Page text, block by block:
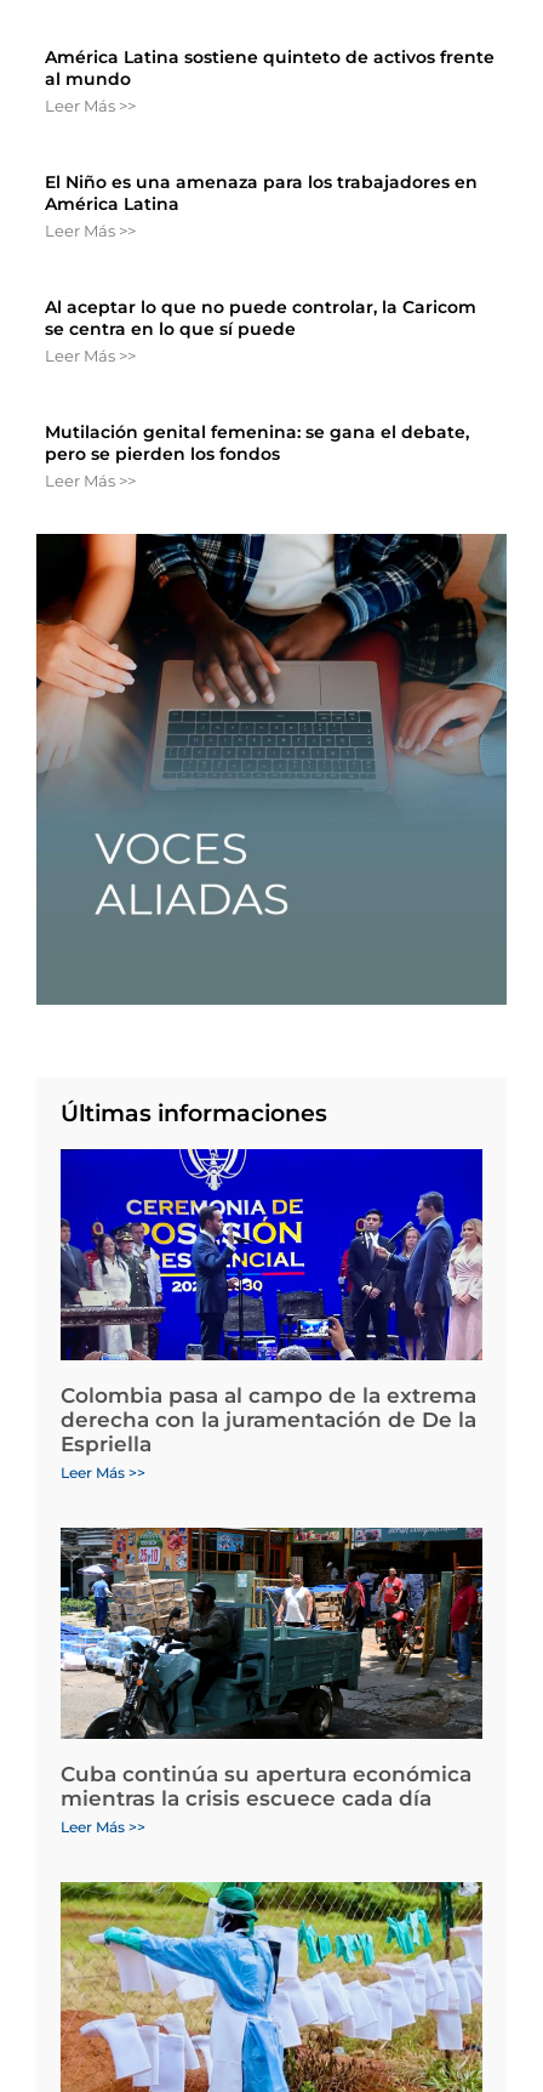
América Latina sostiene quinteto de activos frente
al mundo
Leer Más >>
El Niño es una amenaza para los trabajadores en
América Latina
Leer Más >>
Al aceptar lo que no puede controlar, la Caricom
se centra en lo que sí puede
Leer Más >>
Mutilación genital femenina: se gana el debate,
pero se pierden los fondos
Leer Más >>
Últimas informaciones
Colombia pasa al campo de la extrema
derecha con la juramentación de De la
Espriella
Leer Más >>
Cuba continúa su apertura económica
mientras la crisis escuece cada día
Leer Más >>